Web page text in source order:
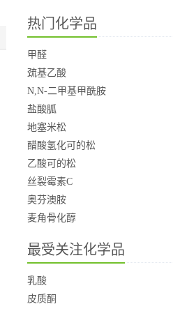
热门化学品
甲醛
巯基乙酸
N,N-二甲基甲酰胺
盐酸胍
地塞米松
醋酸氢化可的松
乙酸可的松
丝裂霉素C
奥芬澳胺
麦角骨化醇
最受关注化学品
乳酸
皮质酮